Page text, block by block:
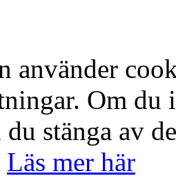
använder
Om du
du stänga av
Läs mer här